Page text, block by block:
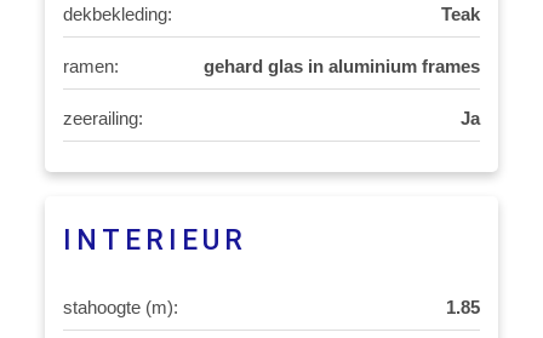
dekbekleding: Teak
ramen: gehard glas in aluminium frames
zeerailing: Ja
INTERIEUR
stahoogte (m): 1.85